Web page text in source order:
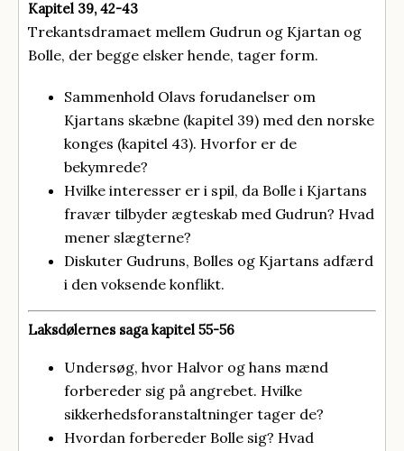
Kapitel 39, 42-43
Trekantsdramaet mellem Gudrun og Kjartan og
Bolle, der begge elsker hende, tager form.
Sammenhold Olavs forudanelser om
Kjartans skæbne (kapitel 39) med den norske
konges (kapitel 43). Hvorfor er de
bekymrede?
Hvilke interesser er i spil, da Bolle i Kjartans
fravær tilbyder ægteskab med Gudrun? Hvad
mener slægterne?
Diskuter Gudruns, Bolles og Kjartans adfærd
i den voksende konflikt.
Laksdølernes saga kapitel 55-56
Undersøg, hvor Halvor og hans mænd
forbereder sig på angrebet. Hvilke
sikkerhedsforanstaltninger tager de?
Hvordan forbereder Bolle sig? Hvad